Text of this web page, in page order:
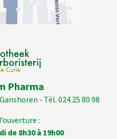
Pharma
- Tél. 024 25 80 98
:
de 8h30 à 19h00